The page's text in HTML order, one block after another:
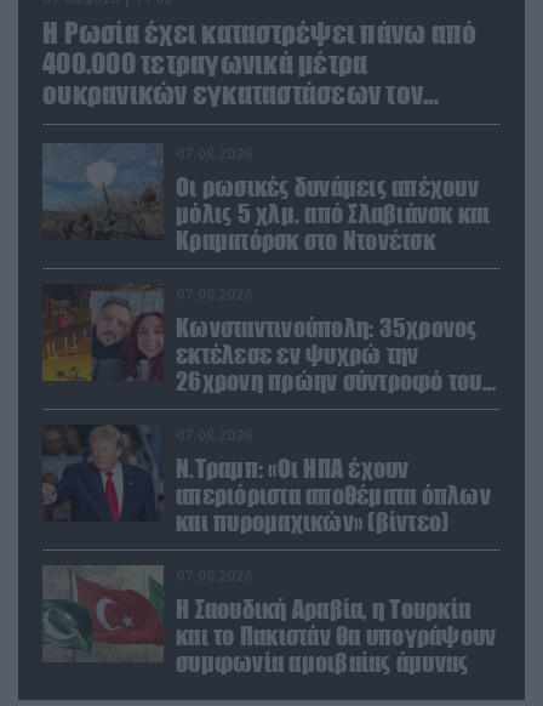
Η Ρωσία έχει καταστρέψει πάνω από
400.000 τετραγωνικά μέτρα
ουκρανικών εγκαταστάσεων τον
Ιούλιο
Οι ρωσικές δυνάμεις απέχουν
μόλις 5 χλμ. από Σλαβιάνσκ και
Κραματόρσκ στο Ντονέτσκ
Κωνσταντινούπολη: 35χρονος
εκτέλεσε εν ψυχρώ την
26χρονη πρώην σύντροφό του
έξω από φαρμακείο (βίντεο)
Ν.Τραμπ: «Οι ΗΠΑ έχουν
απεριόριστα αποθέματα όπλων
και πυρομαχικών» (βίντεο)
Η Σαουδική Αραβία, η Τουρκία
και το Πακιστάν θα υπογράψουν
συμφωνία αμοιβαίας άμυνας